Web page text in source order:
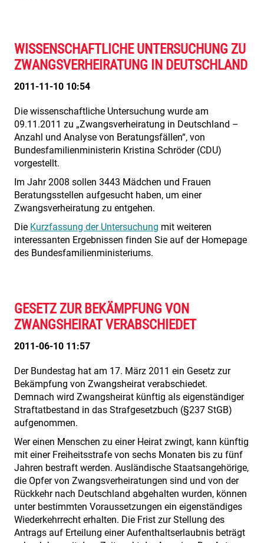
WISSENSCHAFTLICHE UNTERSUCHUNG ZU
ZWANGSVERHEIRATUNG IN DEUTSCHLAND
2011-11-10 10:54
Die wissenschaftliche Untersuchung wurde am
09.11.2011 zu „Zwangsverheiratung in Deutschland –
Anzahl und Analyse von Beratungsfällen“, von
Bundesfamilienministerin Kristina Schröder (CDU)
vorgestellt.
Im Jahr 2008 sollen 3443 Mädchen und Frauen
Beratungsstellen aufgesucht haben, um einer
Zwangsverheiratung zu entgehen.
Die Kurzfassung der Untersuchung mit weiteren
interessanten Ergebnissen finden Sie auf der Homepage
des Bundesfamilienministeriums.
GESETZ ZUR BEKÄMPFUNG VON
ZWANGSHEIRAT VERABSCHIEDET
2011-06-10 11:57
Der Bundestag hat am 17. März 2011 ein Gesetz zur
Bekämpfung von Zwangsheirat verabschiedet.
Demnach wird Zwangsheirat künftig als eigenständiger
Straftatbestand in das Strafgesetzbuch (§237 StGB)
aufgenommen.
Wer einen Menschen zu einer Heirat zwingt, kann künftig
mit einer Freiheitsstrafe von sechs Monaten bis zu fünf
Jahren bestraft werden. Ausländische Staatsangehörige,
die Opfer von Zwangsverheiratungen sind und von der
Rückkehr nach Deutschland abgehalten wurden, können
unter bestimmten Voraussetzungen ein eigenständiges
Wiederkehrrecht erhalten. Die Frist zur Stellung des
Antrags auf Erteilung einer Aufenthaltserlaubnis beträgt